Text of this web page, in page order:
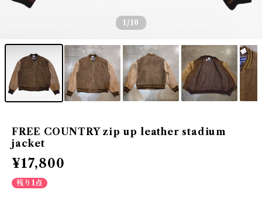
1 /10
FREE COUNTRY zip up leather stadium
jacket
¥17,800
残り1点